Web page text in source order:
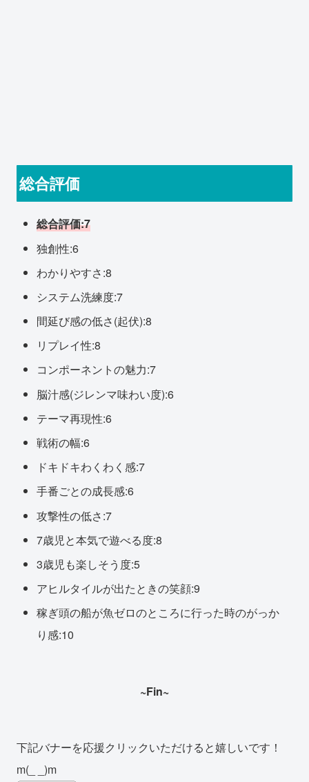
総合評価
総合評価:7
独創性:6
わかりやすさ:8
システム洗練度:7
間延び感の低さ(起伏):8
リプレイ性:8
コンポーネントの魅力:7
脳汁感(ジレンマ味わい度):6
テーマ再現性:6
戦術の幅:6
ドキドキわくわく感:7
手番ごとの成長感:6
攻撃性の低さ:7
7歳児と本気で遊べる度:8
3歳児も楽しそう度:5
アヒルタイルが出たときの笑顔:9
稼ぎ頭の船が魚ゼロのところに行った時のがっか
り感:10
~Fin~
下記バナーを応援クリックいただけると嬉しいです！
m(_ _)m